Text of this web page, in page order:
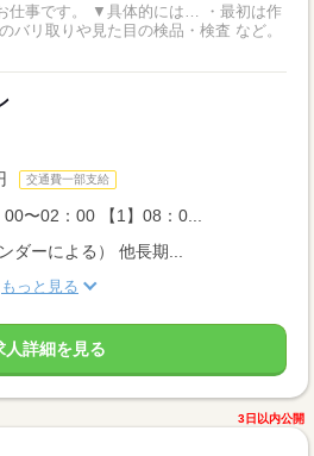
には… ・最初は作
バリ取りや見た目の検品・検査 など。
交通費一部支給
〜02：00 【1】08：0...
ダーによる） 他長期...
もっと見る
人詳細を見る
3日以内公開